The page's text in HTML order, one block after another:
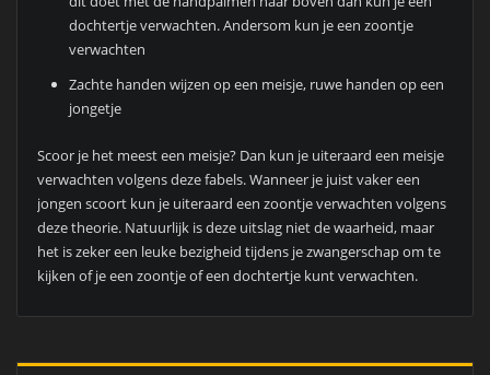
dochtertje verwachten. Andersom kun je een zoontje
verwachten
Zachte handen wijzen op een meisje, ruwe handen op een
jongetje
Scoor je het meest een meisje? Dan kun je uiteraard een meisje
verwachten volgens deze fabels. Wanneer je juist vaker een
jongen scoort kun je uiteraard een zoontje verwachten volgens
deze theorie. Natuurlijk is deze uitslag niet de waarheid, maar
het is zeker een leuke bezigheid tijdens je zwangerschap om te
kijken of je een zoontje of een dochtertje kunt verwachten.